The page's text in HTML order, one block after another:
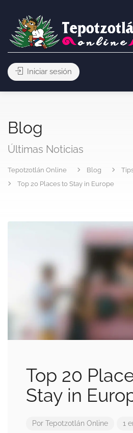
Iniciar sesión
Blog
Últimas Noticias
Tepotzotlán Online Blog
Top 20 Places to Stay in Europe
Top 20
Stay in
Por Tepotzotlán Online 1